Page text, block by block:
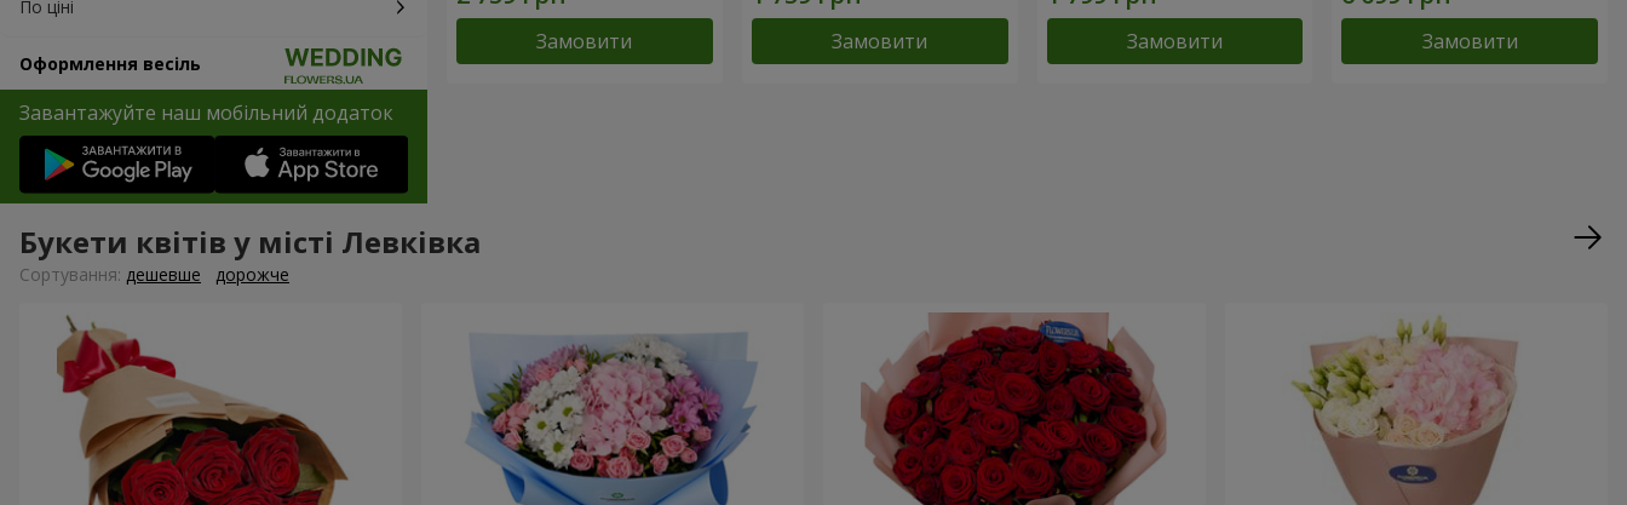
По ціні
Оформлення весіль
Завантажуйте наш мобільний додаток
Замовити Замовити Замовити Замовити
Букети квітів у місті Левківка
Сортування: дешевше дорожче